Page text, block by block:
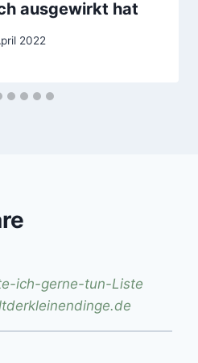
ausgewirkt hat
2022
ich-gerne-tun-Liste